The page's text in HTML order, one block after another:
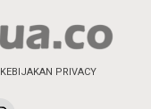
KEBIJAKAN PRIVACY